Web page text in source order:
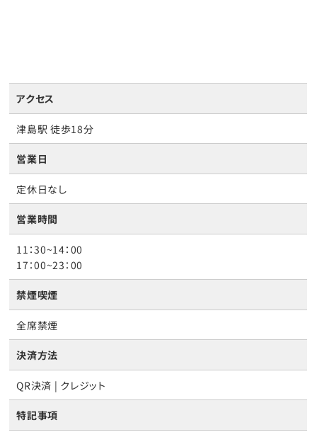
アクセス
津島駅 徒歩18分
営業日
定休日なし
営業時間
11：30~14：00
17：00~23：00
禁煙喫煙
全席禁煙
決済方法
QR決済 | クレジット
特記事項